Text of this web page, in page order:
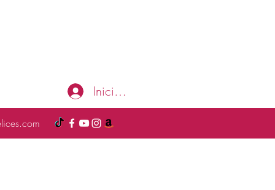
Iniciar sesión